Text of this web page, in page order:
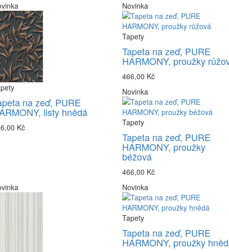
na zeď, PURE
listy hnědá
Kč
Novinka
Tapety
Tapeta na zeď, PURE
HARMONY, proužky
466,00 Kč
Novinka
Tapety
Tapeta na zeď, PURE
HARMONY, proužky
béžová
466,00 Kč
Novinka
Tapety
Tapeta na zeď, PURE
HARMONY, proužky